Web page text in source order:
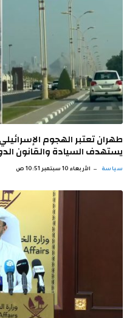
طهران تعتبر الهجوم
يستهدف السيادة والقانون
سياسة الأربعاء 10 سبتمبر 10:51 ص